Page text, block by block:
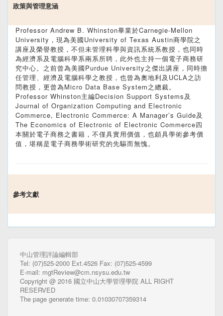
政策與管理意涵
Professor Andrew B. Whinston畢業於Carnegie-Mellon
University，現為美國University of Texas Austin商學院之
講座及榮譽教授，不但未管理科學與資訊系統系教授，也同時
為經濟系及電腦科學系兩系所聘，此外也主持一個電子商務研
究中心。之前曾為美國Purdue University之傑出講座，同時擔
任管理、經濟及電腦科學之教授，也曾為奧地利及UCLA之訪
問教授，更曾為Micro Data Base System之總裁。
Professor Whinston主編Decision Support Systems及
Journal of Organization Computing and Electronic
Commerce, Electronic Commerce: A Manager’s Guide及
The Economics of Electronic of Electronic Commerce四
本關於電子商務之書籍，不僅具實用價值，也頗具學術參考價
值，堪稱是電子商務學術研究的先驅而無愧。
參考文獻
中山管理評論編輯部
Tel: (07)525-2000 Ext.4526 Fax: (07)525-4599
E-mail: mgtReview@cm.nsysu.edu.tw
Copyright @ 2016 國立中山大學管理學院 ALL RIGHT
RESERVED
The page generate time: 0.01030707359314